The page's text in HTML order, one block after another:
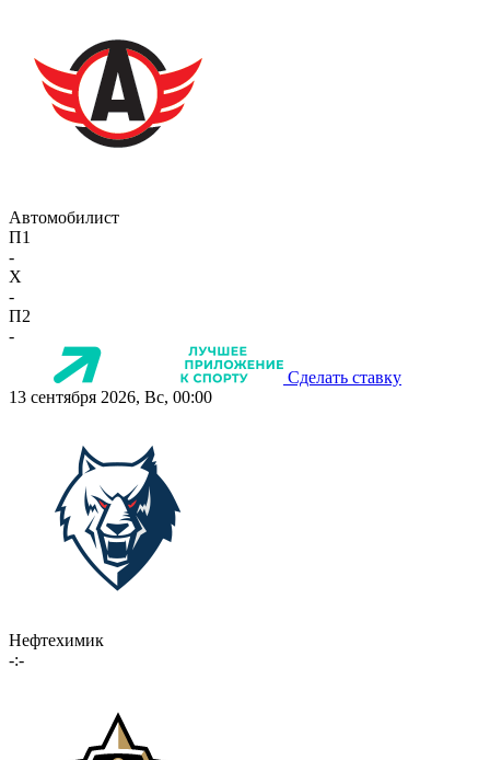
Автомобилист
П1
-
X
-
П2
-
Сделать ставку
13 сентября 2026, Вс, 00:00
Нефтехимик
-:-